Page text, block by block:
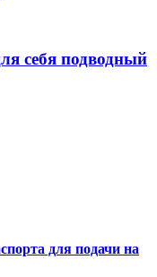
себя подводный
для подачи на